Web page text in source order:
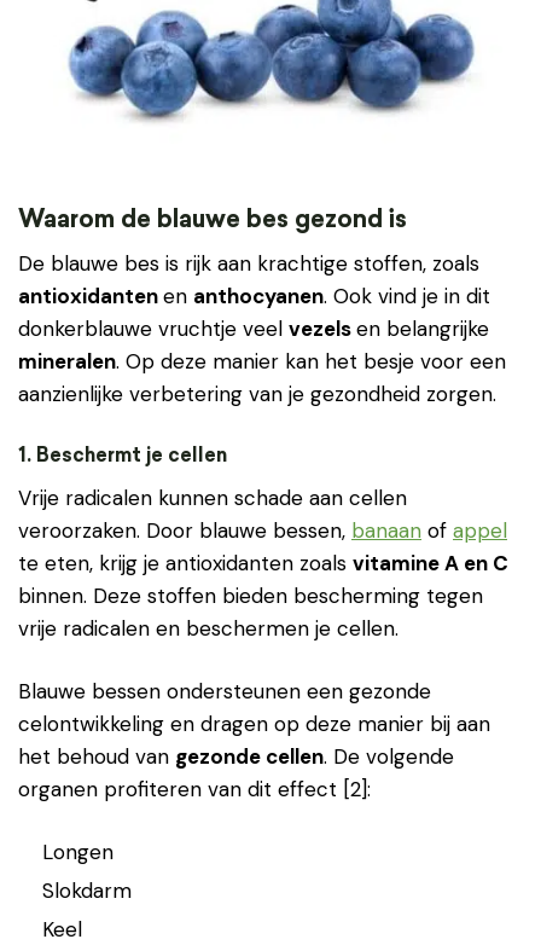
Waarom de blauwe bes gezond is
De blauwe bes is rijk aan krachtige stoffen, zoals
antioxidantenen anthocyanen. Ook vind je in dit
donkerblauwe vruchtje veel vezelsen belangrijke
mineralen. Op deze manier kan het besje voor een
aanzienlijke verbetering van je gezondheid zorgen.
1. Beschermt je cellen
Vrije radicalen kunnen schade aan cellen
veroorzaken. Door blauwe bessen, banaan of appel
te eten, krijg je antioxidanten zoals vitamine A en C
binnen. Deze stoffen bieden bescherming tegen
vrije radicalen en beschermen je cellen.
Blauwe bessen ondersteunen een gezonde
celontwikkeling en dragen op deze manier bij aan
het behoud van gezonde cellen. De volgende
organen profiteren van dit effect [2]:
Longen
Slokdarm
Keel